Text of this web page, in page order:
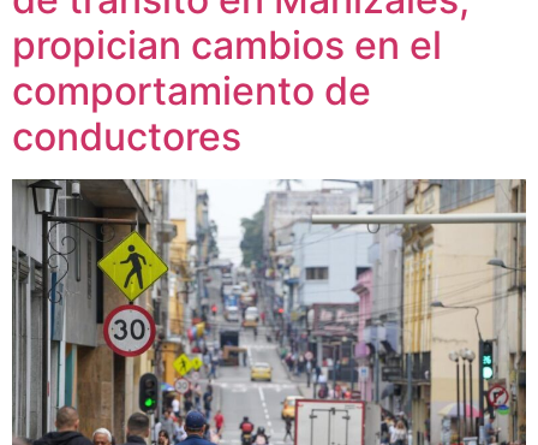
propician cambios en el
comportamiento de
conductores